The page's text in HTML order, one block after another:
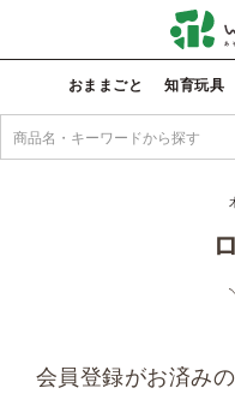
おままごと 知育玩具
会員登録がお済み